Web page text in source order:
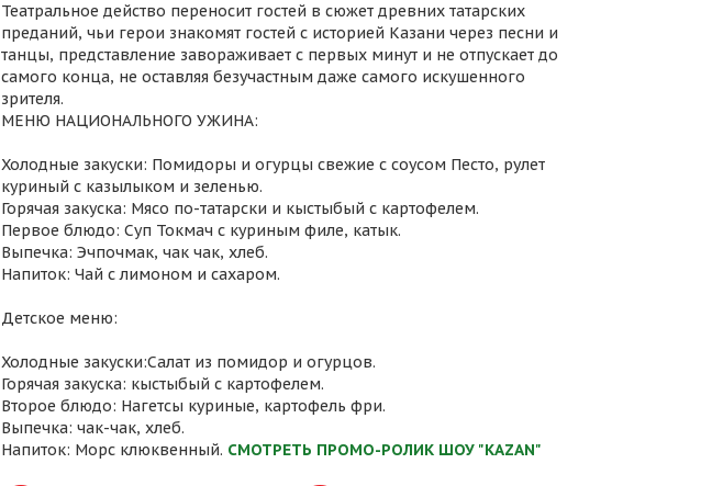
Театральное действо переносит гостей в сюжет древних татарских
преданий, чьи герои знакомят гостей с историей Казани через песни и
танцы, представление завораживает с первых минут и не отпускает до
самого конца, не оставляя безучастным даже самого искушенного
зрителя.
МЕНЮ НАЦИОНАЛЬНОГО УЖИНА:
Холодные закуски: Помидоры и огурцы свежие с соусом Песто, рулет
куриный с казылыком и зеленью.
Горячая закуска: Мясо по-татарски и кыстыбый с картофелем.
Первое блюдо: Суп Токмач с куриным филе, катык.
Выпечка: Эчпочмак, чак чак, хлеб.
Напиток: Чай с лимоном и сахаром.
Детское меню:
Холодные закуски:Салат из помидор и огурцов.
Горячая закуска: кыстыбый с картофелем.
Второе блюдо: Нагетсы куриные, картофель фри.
Выпечка: чак-чак, хлеб.
Напиток: Морс клюквенный. СМОТРЕТЬ ПРОМО-РОЛИК ШОУ "KAZAN"